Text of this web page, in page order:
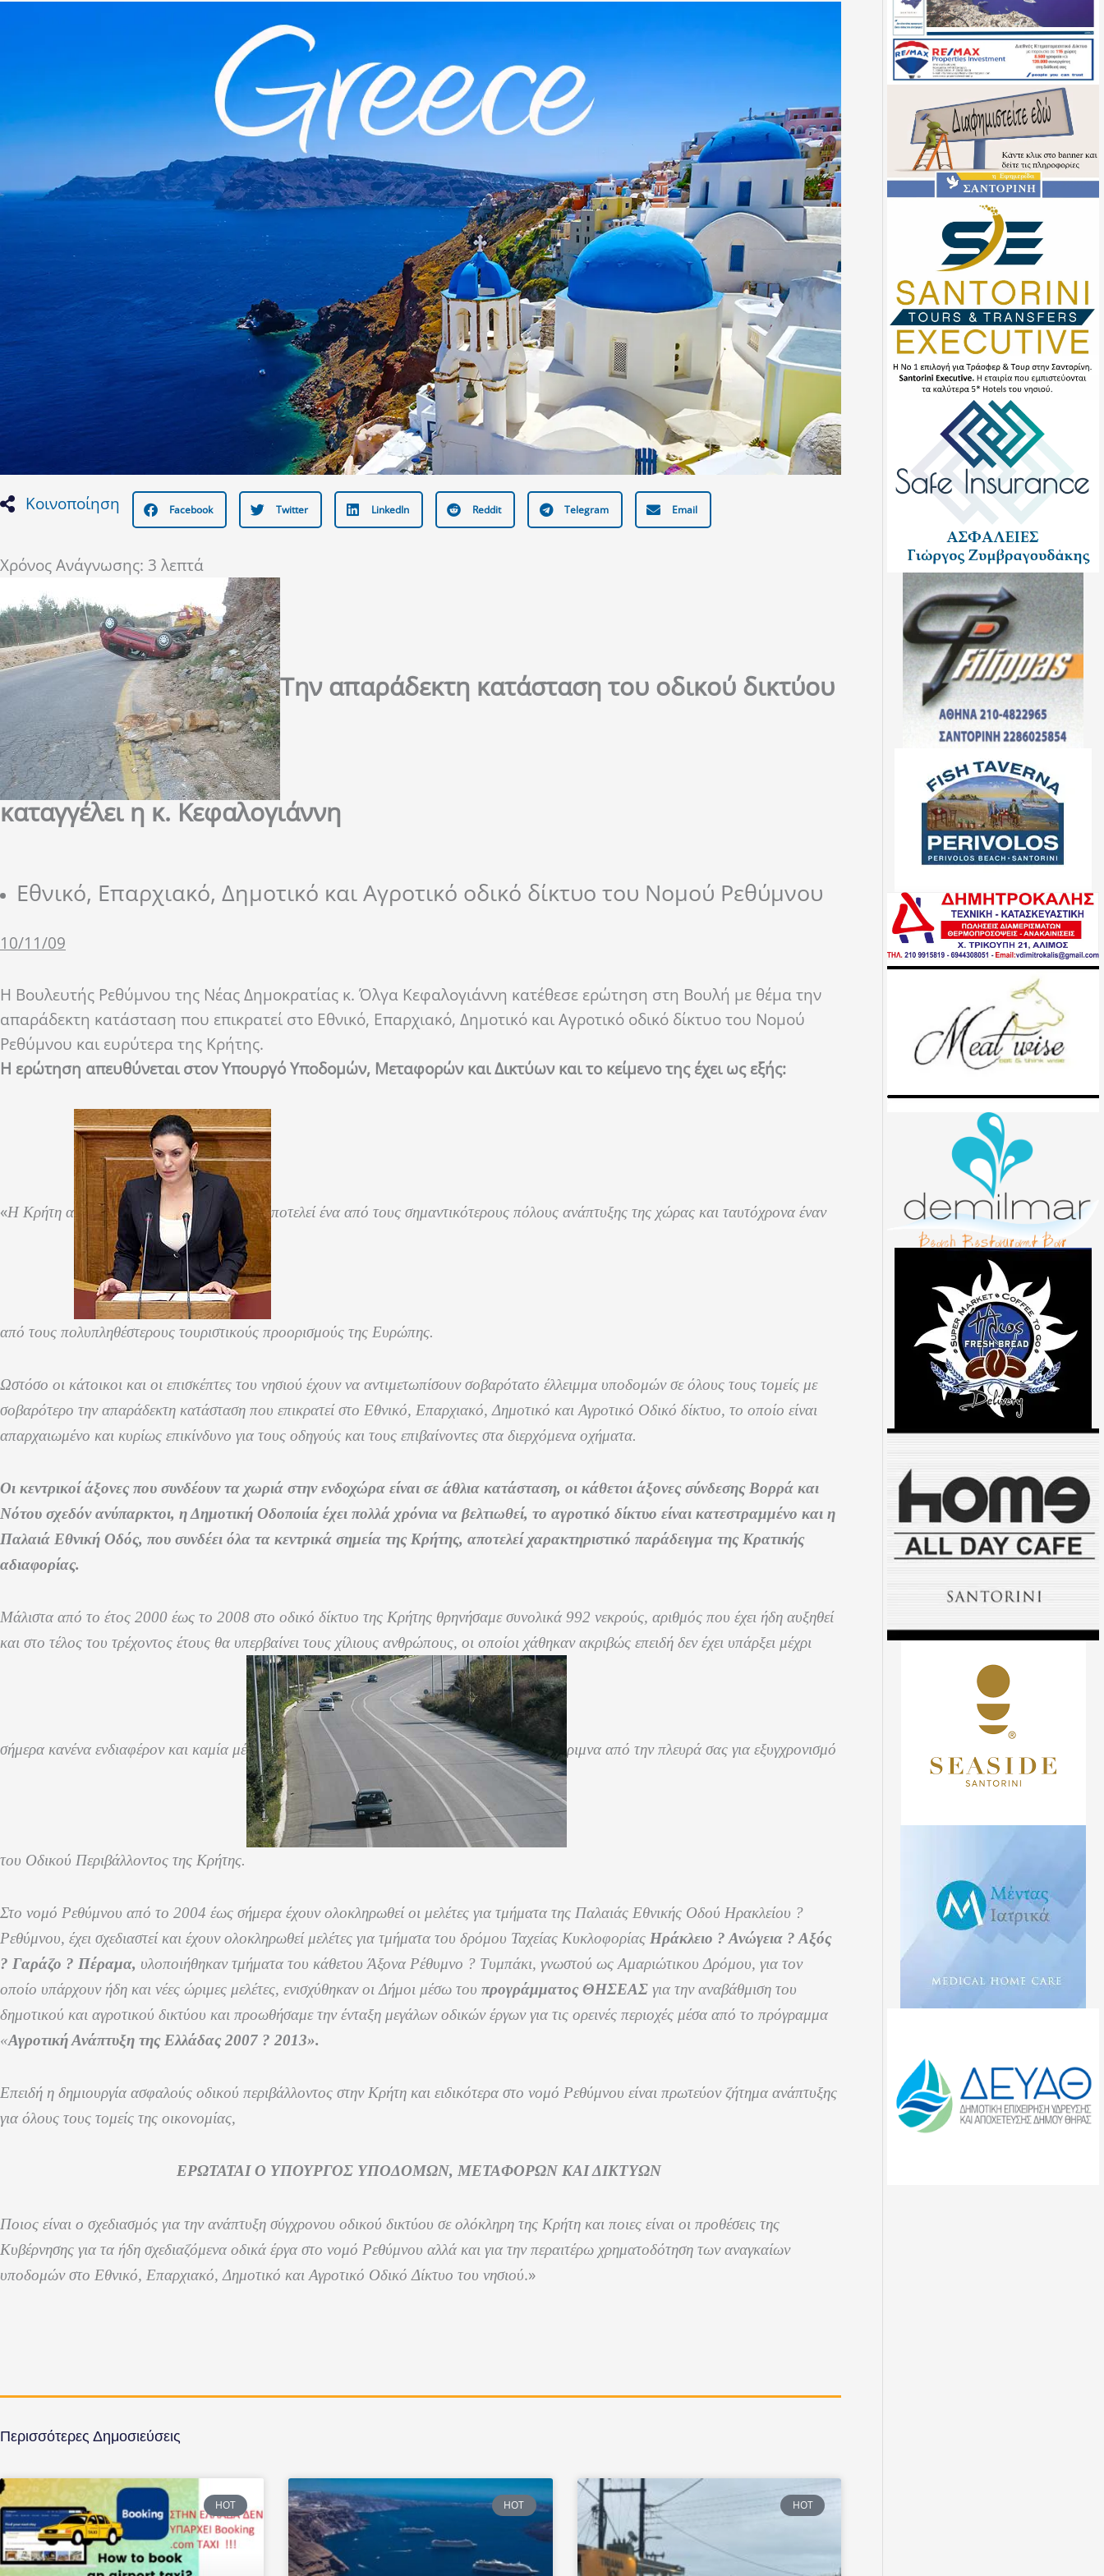
Κοινοποίηση Facebook Twitter LinkedIn Reddit Telegram Email
Χρόνος Ανάγνωσης: 3 λεπτά
Την απαράδεκτη κατάσταση του οδικού δικτύου
καταγγέλει η κ. Κεφαλογιάννη
Εθνικό, Επαρχιακό, Δημοτικό και Αγροτικό οδικό δίκτυο του Νομού Ρεθύμνου
10/11/09
Η Βουλευτής Ρεθύμνου της Νέας Δημοκρατίας κ. Όλγα Κεφαλογιάννη κατέθεσε ερώτηση στη Βουλή με θέμα την
απαράδεκτη κατάσταση που επικρατεί στο Εθνικό, Επαρχιακό, Δημοτικό και Αγροτικό οδικό δίκτυο του Νομού
Ρεθύμνου και ευρύτερα της Κρήτης.
Η ερώτηση απευθύνεται στον Υπουργό Υποδομών, Μεταφορών και Δικτύων και το κείμενο της έχει ως εξής:
«Η Κρήτη α ποτελεί ένα από τους σημαντικότερους πόλους ανάπτυξης της χώρας και ταυτόχρονα έναν
από τους πολυπληθέστερους τουριστικούς προορισμούς της Ευρώπης.
Ωστόσο οι κάτοικοι και οι επισκέπτες του νησιού έχουν να αντιμετωπίσουν σοβαρότατο έλλειμμα υποδομών σε όλους τους τομείς με
σοβαρότερο την απαράδεκτη κατάσταση που επικρατεί στο Εθνικό, Επαρχιακό, Δημοτικό και Αγροτικό Οδικό δίκτυο, το οποίο είναι
απαρχαιωμένο και κυρίως επικίνδυνο για τους οδηγούς και τους επιβαίνοντες στα διερχόμενα οχήματα.
Οι κεντρικοί άξονες που συνδέουν τα χωριά στην ενδοχώρα είναι σε άθλια κατάσταση, οι κάθετοι άξονες σύνδεσης Βορρά και
Νότου σχεδόν ανύπαρκτοι, η Δημοτική Οδοποιία έχει πολλά χρόνια να βελτιωθεί, το αγροτικό δίκτυο είναι κατεστραμμένο και η
Παλαιά Εθνική Οδός, που συνδέει όλα τα κεντρικά σημεία της Κρήτης, αποτελεί χαρακτηριστικό παράδειγμα της Κρατικής
αδιαφορίας.
Μάλιστα από το έτος 2000 έως το 2008 στο οδικό δίκτυο της Κρήτης θρηνήσαμε συνολικά 992 νεκρούς, αριθμός που έχει ήδη αυξηθεί
και στο τέλος του τρέχοντος έτους θα υπερβαίνει τους χίλιους ανθρώπους, οι οποίοι χάθηκαν ακριβώς επειδή δεν έχει υπάρξει μέχρι
σήμερα κανένα ενδιαφέρον και καμία μέ ριμνα από την πλευρά σας για εξυγχρονισμό
του Οδικού Περιβάλλοντος της Κρήτης.
Στο νομό Ρεθύμνου από το 2004 έως σήμερα έχουν ολοκληρωθεί οι μελέτες για τμήματα της Παλαιάς Εθνικής Οδού Ηρακλείου ?
Ρεθύμνου, έχει σχεδιαστεί και έχουν ολοκληρωθεί μελέτες για τμήματα του δρόμου Ταχείας Κυκλοφορίας Ηράκλειο ? Ανώγεια ? Αξός
? Γαράζο ? Πέραμα, υλοποιήθηκαν τμήματα του κάθετου Άξονα Ρέθυμνο ? Τυμπάκι, γνωστού ως Αμαριώτικου Δρόμου, για τον
οποίο υπάρχουν ήδη και νέες ώριμες μελέτες, ενισχύθηκαν οι Δήμοι μέσω του προγράμματος ΘΗΣΕΑΣ για την αναβάθμιση του
δημοτικού και αγροτικού δικτύου και προωθήσαμε την ένταξη μεγάλων οδικών έργων για τις ορεινές περιοχές μέσα από το πρόγραμμα
«Αγροτική Ανάπτυξη της Ελλάδας 2007 ? 2013».
Επειδή η δημιουργία ασφαλούς οδικού περιβάλλοντος στην Κρήτη και ειδικότερα στο νομό Ρεθύμνου είναι πρωτεύον ζήτημα ανάπτυξης
για όλους τους τομείς της οικονομίας,
ΕΡΩΤΑΤΑΙ Ο ΥΠΟΥΡΓΟΣ ΥΠΟΔΟΜΩΝ, ΜΕΤΑΦΟΡΩΝ ΚΑΙ ΔΙΚΤΥΩΝ
Ποιος είναι ο σχεδιασμός για την ανάπτυξη σύγχρονου οδικού δικτύου σε ολόκληρη της Κρήτη και ποιες είναι οι προθέσεις της
Κυβέρνησης για τα ήδη σχεδιαζόμενα οδικά έργα στο νομό Ρεθύμνου αλλά και για την περαιτέρω χρηματοδότηση των αναγκαίων
υποδομών στο Εθνικό, Επαρχιακό, Δημοτικό και Αγροτικό Οδικό Δίκτυο του νησιού.»
Περισσότερες Δημοσιεύσεις
HOT HOT HOT